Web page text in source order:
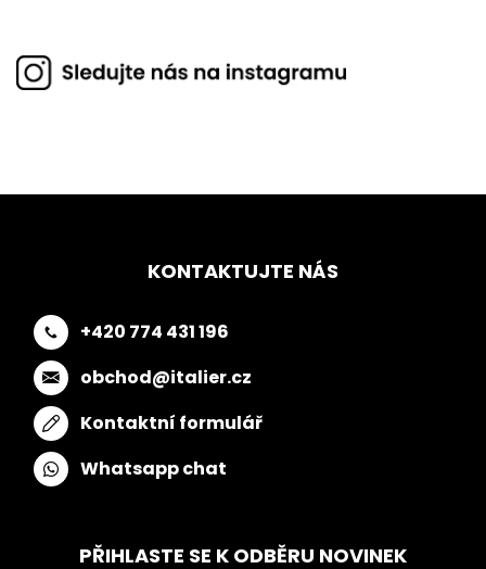
KONTAKTUJTE NÁS
+420 774 431 196
obchod@italier.cz
Kontaktní formulář
Whatsapp chat
PŘIHLASTE SE K ODBĚRU NOVINEK